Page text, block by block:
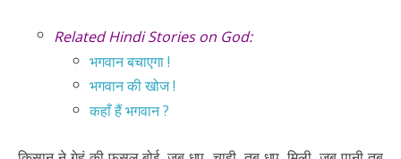
Related Hindi Stories on God:
भगवान बचाएगा !
भगवान की खोज !
कहाँ हैं भगवान ?